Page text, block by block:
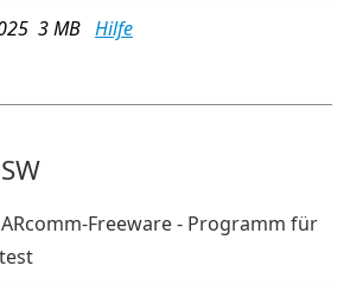
3 MB Hilfe
Freeware - Programm für